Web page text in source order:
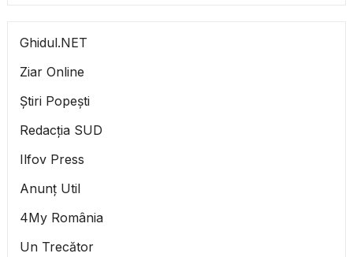
Ghidul.NET
Ziar Online
Știri Popești
Redacția SUD
Ilfov Press
Anunț Util
4My România
Un Trecător